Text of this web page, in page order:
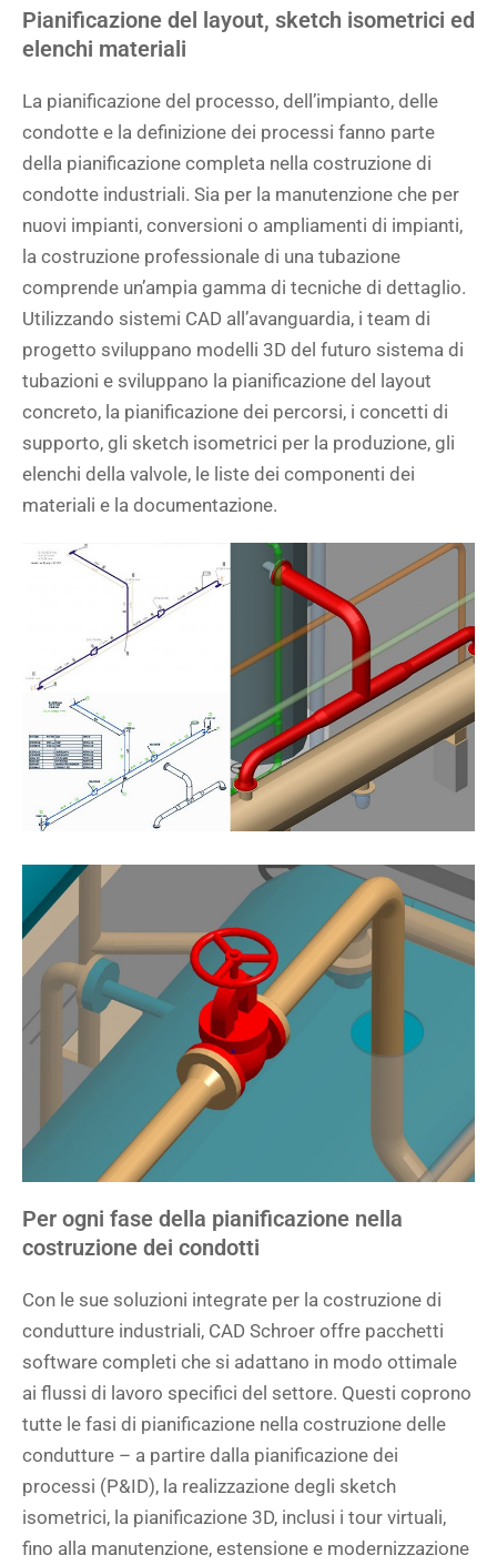
Pianificazione del layout, sketch isometrici ed
elenchi materiali
La pianificazione del processo, dell’impianto, delle
condotte e la definizione dei processi fanno parte
della pianificazione completa nella costruzione di
condotte industriali. Sia per la manutenzione che per
nuovi impianti, conversioni o ampliamenti di impianti,
la costruzione professionale di una tubazione
comprende un’ampia gamma di tecniche di dettaglio.
Utilizzando sistemi CAD all’avanguardia, i team di
progetto sviluppano modelli 3D del futuro sistema di
tubazioni e sviluppano la pianificazione del layout
concreto, la pianificazione dei percorsi, i concetti di
supporto, gli sketch isometrici per la produzione, gli
elenchi della valvole, le liste dei componenti dei
materiali e la documentazione.
Per ogni fase della pianificazione nella
costruzione dei condotti
Con le sue soluzioni integrate per la costruzione di
condutture industriali, CAD Schroer offre pacchetti
software completi che si adattano in modo ottimale
ai flussi di lavoro specifici del settore. Questi coprono
tutte le fasi di pianificazione nella costruzione delle
condutture – a partire dalla pianificazione dei
processi (P&ID), la realizzazione degli sketch
isometrici, la pianificazione 3D, inclusi i tour virtuali,
fino alla manutenzione, estensione e modernizzazione